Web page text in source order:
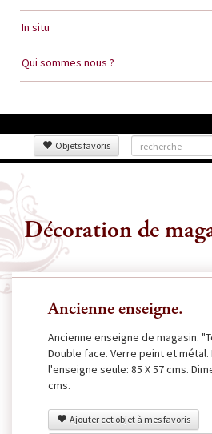
In situ
Qui sommes nous ?
Objets favoris
Décoration de
Ancienne enseigne.
Ancienne enseigne de magasin.
Double face. Verre peint et métal.
l'enseigne seule: 85 X 57 cms.
cms.
Ajouter cet objet à mes favoris